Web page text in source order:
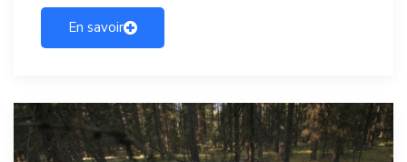
En savoir